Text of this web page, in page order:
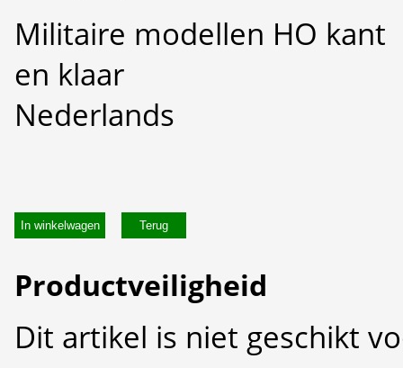
Militaire modellen HO kant
en klaar
Nederlands
In winkelwagen
Productveiligheid
Dit artikel is niet geschikt